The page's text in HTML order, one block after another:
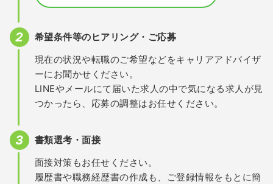
希望条件等のヒアリング・ご応募
現在の状況や転職のご希望などをキャリアアドバイザ
ーにお聞かせください。
LINEやメールにて届いた求人の中で気になる求人が見
つかったら、応募の調整はお任せください。
書類選考・面接
面接対策もお任せください。
履歴書や職務経歴書の作成も、ご登録情報をもとに簡